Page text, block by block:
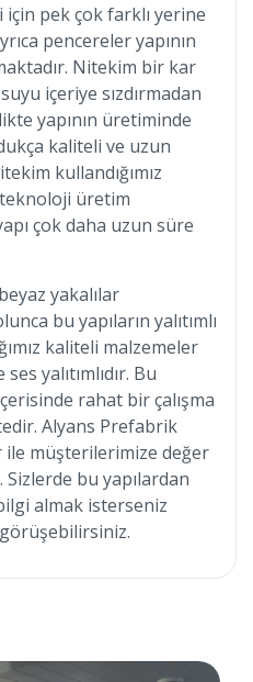
için pek çok farklı yerine
pencereler yapının
Nitekim bir kar
içeriye sızdırmadan
yapının üretiminde
kaliteli ve uzun
kullandığımız
üretim
çok daha uzun süre
yakalılar
bu yapıların yalıtımlı
kaliteli malzemeler
ses yalıtımlıdır. Bu
rahat bir çalışma
Alyans Prefabrik
müşterilerimize değer
bu yapılardan
almak isterseniz